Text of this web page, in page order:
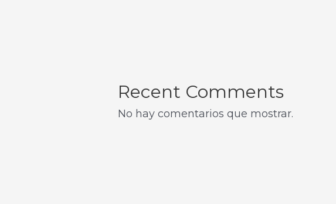
Recent Comments
No hay comentarios que mostrar.